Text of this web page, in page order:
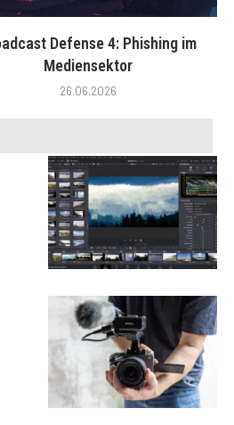
Defense 4: Phishing im
Mediensektor
26.06.2026